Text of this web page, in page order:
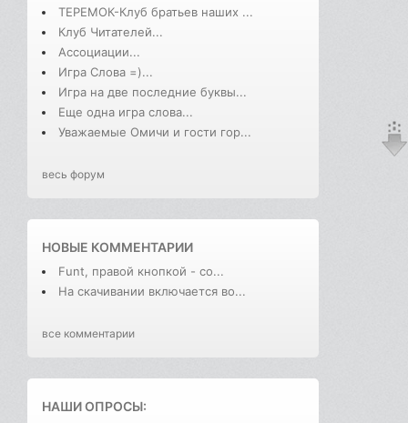
ТЕРЕМОК-Клуб братьев наших ...
Клуб Читателей...
Ассоциации...
Игра Слова =)...
Игра на две последние буквы...
Еще одна игра слова...
Уважаемые Омичи и гости гор...
весь форум
НОВЫЕ КОММЕНТАРИИ
Funt, правой кнопкой - со...
На скачивании включается во...
все комментарии
НАШИ ОПРОСЫ: